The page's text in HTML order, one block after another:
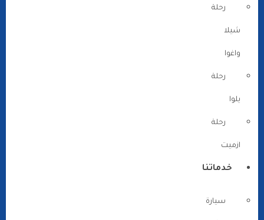
رحلة
شيلا
واغوا
رحلة
يلوا
رحلة
ازميت
خدماتنا
سيارة